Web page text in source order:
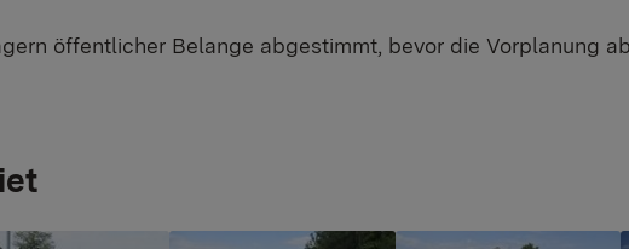
öffentlicher Belange abgestimmt, bevor die Vorplanung